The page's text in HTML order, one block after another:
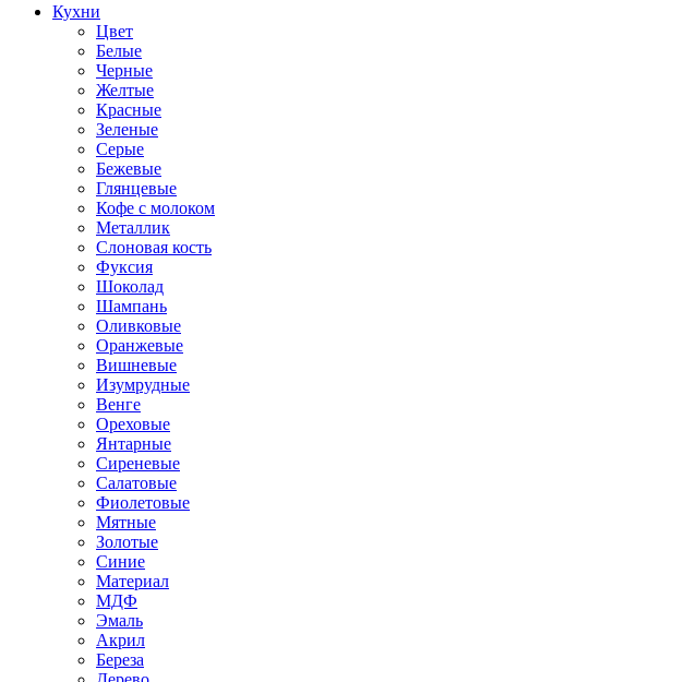
Кухни
Цвет
Белые
Черные
Желтые
Красные
Зеленые
Серые
Бежевые
Глянцевые
Кофе с молоком
Металлик
Слоновая кость
Фуксия
Шоколад
Шампань
Оливковые
Оранжевые
Вишневые
Изумрудные
Венге
Ореховые
Янтарные
Сиреневые
Салатовые
Фиолетовые
Мятные
Золотые
Синие
Материал
МДФ
Эмаль
Акрил
Береза